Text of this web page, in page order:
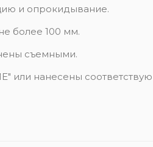
и опрокидывание.
более 100 мм.
съемными.
нанесены